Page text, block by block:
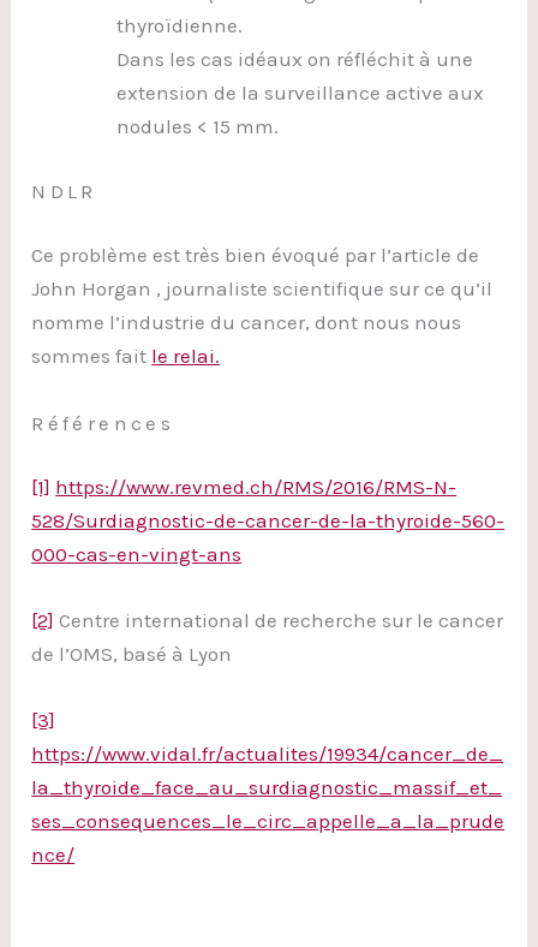
thyroïdienne.
Dans les cas idéaux on réfléchit à une
extension de la surveillance active aux
nodules < 15 mm.
NDLR
Ce problème est très bien évoqué par l’article de
John Horgan , journaliste scientifique sur ce qu’il
nomme l’industrie du cancer, dont nous nous
sommes fait le relai.
Références
[1] https://www.revmed.ch/RMS/2016/RMS-N-
528/Surdiagnostic-de-cancer-de-la-thyroide-560-
000-cas-en-vingt-ans
[2] Centre international de recherche sur le cancer
de l’OMS, basé à Lyon
[3]
https://www.vidal.fr/actualites/19934/cancer_de_
la_thyroide_face_au_surdiagnostic_massif_et_
ses_consequences_le_circ_appelle_a_la_prude
nce/